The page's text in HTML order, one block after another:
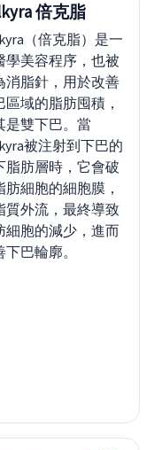
倍克脂
（倍克脂）是一
學美容程序，也被
消脂針，用於改善
區域的脂肪囤積，
是雙下巴。當
被注射到下巴的
脂肪層時，它會破
肪細胞的細胞膜，
質外流，最終導致
細胞的減少，進而
下巴輪廓。